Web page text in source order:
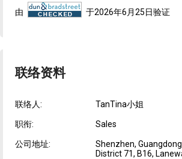
由
于2026年6月25日验证
联络资料
联络人: TanTina小姐
职衔: Sales
公司地址:
Shenzhen,
District 71, B16,